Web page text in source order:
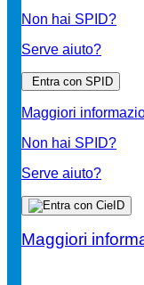
Non hai SPID?
Serve aiuto?
Entra con SPID
Maggiori
Non hai SPID?
Serve aiuto?
Maggiori